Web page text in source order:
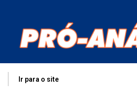
Ir para o site